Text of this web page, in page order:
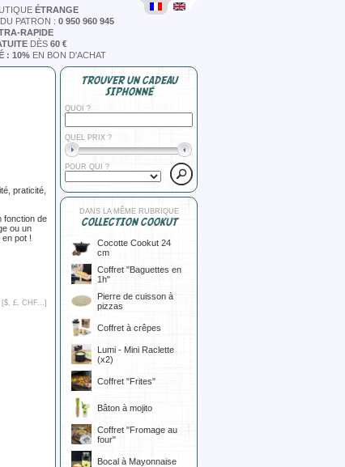
ÉTRANGE
PATRON : 0 950 960 945
RAPIDE
DÈS 60 €
: 10% EN BON D'ACHAT
praticité,
fonction de
ou un
pot !
[$, £, CHF... ]
TROUVER UN CADEAU
SIPHONNÉ
QUOI ?
QUEL PRIX ?
POUR QUI ?
DANS LA MÊME RUBRIQUE
COLLECTION COOKUT
Cocotte Cookut 24
cm
Coffret "Baguettes en
1h"
Pierre de cuisson à
pizzas
Coffret à crêpes
Lumi - Mini Raclette
(x2)
Coffret "Frites"
Bâton à mojito
Coffret "Fromage au
four"
Bocal à Mayonnaise